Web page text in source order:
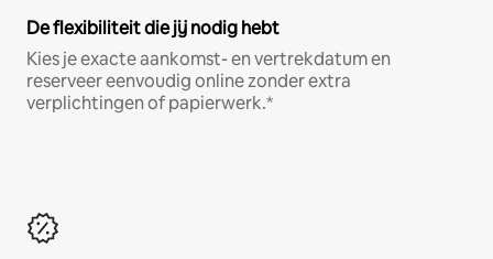
De flexibiliteit die jij nodig hebt
Kies je exacte aankomst- en vertrekdatum en
reserveer eenvoudig online zonder extra
verplichtingen of papierwerk.*